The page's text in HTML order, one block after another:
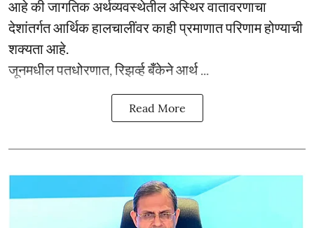
आहे की जागतिक अर्थव्यवस्थेतील अस्थिर वातावरणाचा
देशांतर्गत आर्थिक हालचालींवर काही प्रमाणात परिणाम होण्याची
शक्यता आहे.
जूनमधील पतधोरणात, रिझर्व्ह बँकेने आर्थ ...
Read More